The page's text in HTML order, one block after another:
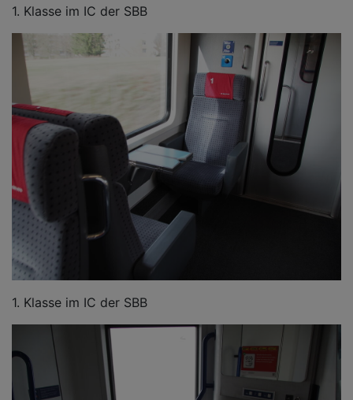
1. Klasse im IC der SBB
1. Klasse im IC der SBB